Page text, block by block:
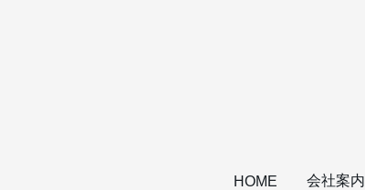
HOME 会社案内